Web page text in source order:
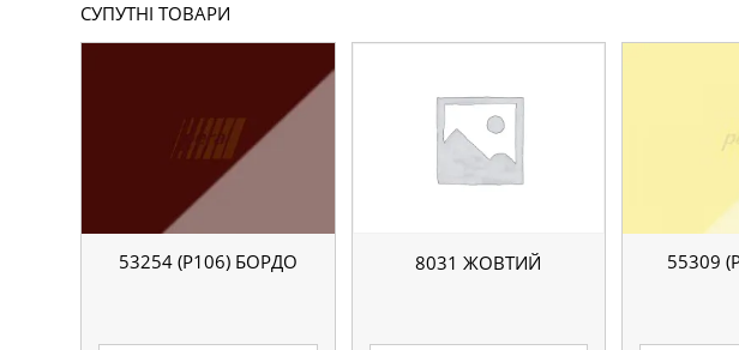
СУПУТНІ ТОВАРИ
53254 (P106) БОРДО 8031 ЖОВТИЙ 55309